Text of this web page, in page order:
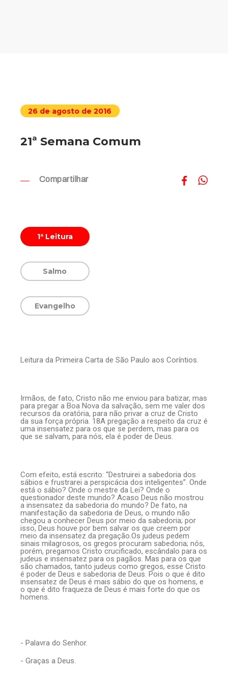
26 de agosto de 2016
21ª Semana Comum
Compartilhar
1ª Leitura
Salmo
Evangelho
Leitura da Primeira Carta de São Paulo aos Coríntios.
Irmãos, de fato, Cristo não me enviou para batizar, mas
para pregar a Boa Nova da salvação, sem me valer dos
recursos da oratória, para não privar a cruz de Cristo
da sua força própria. 18A pregação a respeito da cruz é
uma insensatez para os que se perdem, mas para os
que se salvam, para nós, ela é poder de Deus.
Com efeito, está escrito: “Destruirei a sabedoria dos
sábios e frustrarei a perspicácia dos inteligentes”. Onde
está o sábio? Onde o mestre da Lei? Onde o
questionador deste mundo? Acaso Deus não mostrou
a insensatez da sabedoria do mundo? De fato, na
manifestação da sabedoria de Deus, o mundo não
chegou a conhecer Deus por meio da sabedoria; por
isso, Deus houve por bem salvar os que creem por
meio da insensatez da pregação.Os judeus pedem
sinais milagrosos, os gregos procuram sabedoria; nós,
porém, pregamos Cristo crucificado, escândalo para os
judeus e insensatez para os pagãos. Mas para os que
são chamados, tanto judeus como gregos, esse Cristo
é poder de Deus e sabedoria de Deus. Pois o que é dito
insensatez de Deus é mais sábio do que os homens, e
o que é dito fraqueza de Deus é mais forte do que os
homens.
- Palavra do Senhor.
- Graças a Deus.